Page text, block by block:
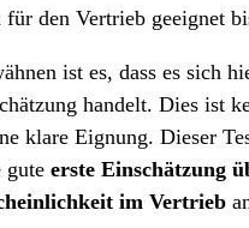
den Vertrieb geeignet
ist es, dass es sich
handelt. Dies ist
klare Eignung. Dieser
gute erste Einschätzung
im Vertrieb